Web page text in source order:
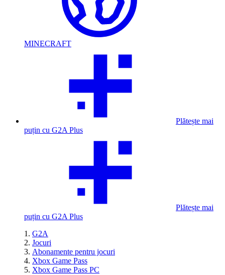
MINECRAFT
Plătește mai
puțin cu G2A Plus
Plătește mai
puțin cu G2A Plus
G2A
Jocuri
Abonamente pentru jocuri
Xbox Game Pass
Xbox Game Pass PC